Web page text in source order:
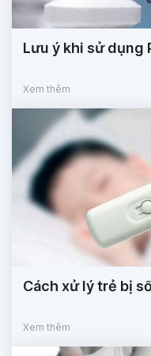
Lưu ý khi sử dụng
Xem thêm
Cách xử lý trẻ bị
Xem thêm